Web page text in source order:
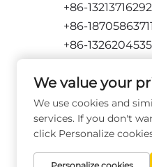
+86-13213716292
+86-18705863711
+86-
+86-15716651873
We value your
We use cookies and
services. If you don't
click Personalize